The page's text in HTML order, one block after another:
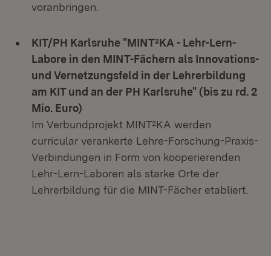
voranbringen.
KIT/PH Karlsruhe "MINT²KA - Lehr-Lern-
Labore in den MINT-Fächern als Innovations-
und Vernetzungsfeld in der Lehrerbildung
am KIT und an der PH Karlsruhe" (bis zu rd. 2
Mio. Euro)
Im Verbundprojekt MINT²KA werden
curricular verankerte Lehre-Forschung-Praxis-
Verbindungen in Form von kooperierenden
Lehr-Lern-Laboren als starke Orte der
Lehrerbildung für die MINT-Fächer etabliert.